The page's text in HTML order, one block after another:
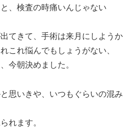
、検査の時痛いんじゃない
てきて、手術は来月にしようか
これ悩んでもしょうがない、
今朝決めました。
思いきや、いつもぐらいの混み
れます。